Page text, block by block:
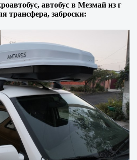
автобус в Мезмай из г
трансфера, заброски: